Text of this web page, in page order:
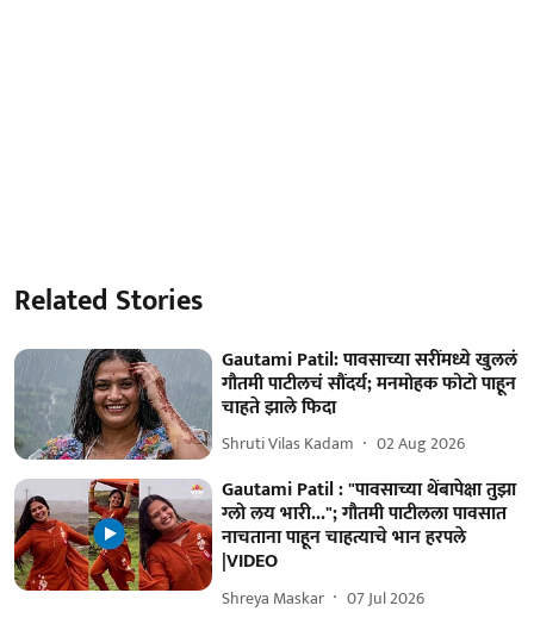
Related Stories
Gautami Patil: पावसाच्या सरींमध्ये खुललं
गौतमी पाटीलचं सौंदर्य; मनमोहक फोटो पाहून
चाहते झाले फिदा
Shruti Vilas Kadam 02 Aug 2026
Gautami Patil : "पावसाच्या थेंबापेक्षा तुझा
ग्लो लय भारी..."; गौतमी पाटीलला पावसात
नाचताना पाहून चाहत्याचे भान हरपले
|VIDEO
Shreya Maskar 07 Jul 2026